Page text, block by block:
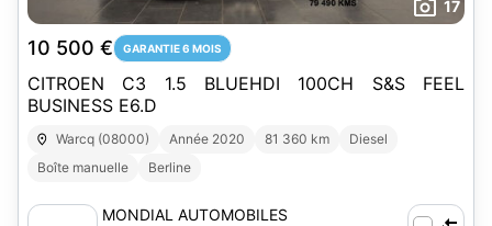
17
10 500 € GARANTIE 6 MOIS
CITROEN C3 1.5 BLUEHDI 100CH S&S FEEL
BUSINESS E6.D
Warcq (08000) Année 2020 81 360 km
Diesel
Boîte manuelle
Berline
MONDIAL AUTOMOBILES